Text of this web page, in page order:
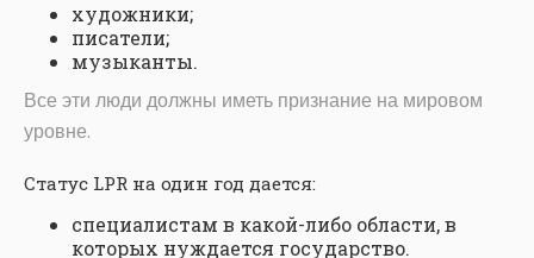
художники;
писатели;
музыканты.
Все эти люди должны иметь признание на мировом
уровне.
Статус LPR на один год дается:
специалистам в какой-либо области, в
которых нуждается государство.